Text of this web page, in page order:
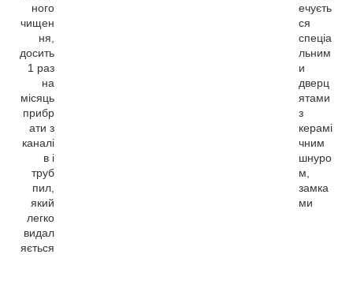
ного
чищен
ня,
досить
1 раз
на
місяць
прибр
ати з
каналі
в і
труб
пил,
який
легко
видал
яється
ечуєть
ся
спеціа
льним
и
дверц
ятами
з
керамі
чним
шнуро
м,
замка
ми